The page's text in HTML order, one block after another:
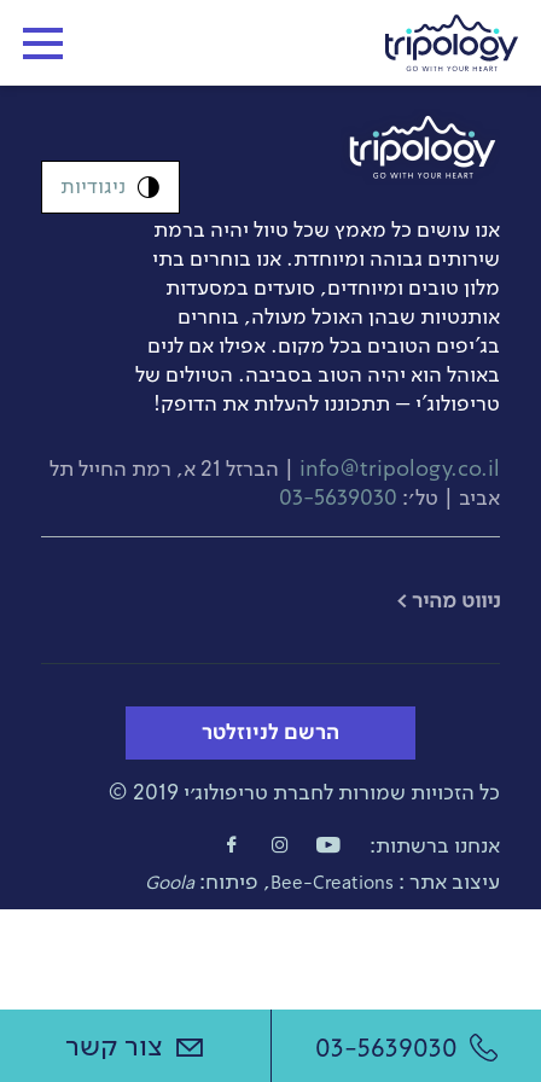
אנו עושים כל מאמץ שכל טיול יהיה ברמת
שירותים גבוהה ומיוחדת. אנו בוחרים בתי
מלון טובים ומיוחדים, סועדים במסעדות
אותנטיות שבהן האוכל מעולה, בוחרים
בג’יפים הטובים בכל מקום. אפילו אם לנים
באוהל הוא יהיה הטוב בסביבה. הטיולים של
טריפולוג'י – תתכוננו להעלות את הדופק!
info@tripology.co.il
| הברזל 21 א, רמת החייל תל
אביב | טל׳: 03-5639030
ניגודיות
​ניווט מהיר >
הרשם לניוזלטר
כל הזכויות שמורות לחברת טריפולוג׳י 2019 ©
עיצוב אתר : Bee-Creations, פיתוח:Goola
אנחנו ברשתות:
03-5639030 צור קשר